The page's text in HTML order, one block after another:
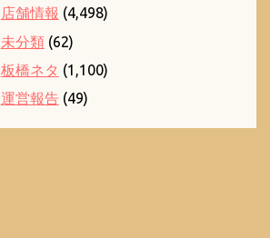
店舗情報 (4,498)
未分類(62)
板橋ネタ (1,100)
運営報告(49)